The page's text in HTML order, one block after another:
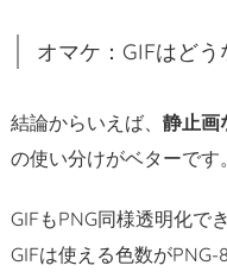
オマケ：GIFはどう
結論からいえば、 静止画
の使い分けがベターです。
GIFもPNG同様透明化で
GIFは使える色数がPNG-